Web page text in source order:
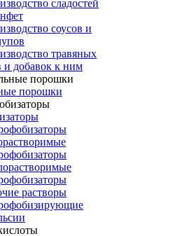
сладостей
соусов и
травяных
и добавок к ним
порошки
растворы